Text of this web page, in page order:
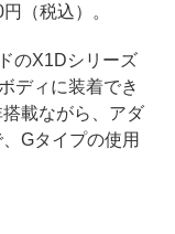
（税込）。
のX1Dシリーズ
ディに装着でき
載ながら、アダ
Gタイプの使用